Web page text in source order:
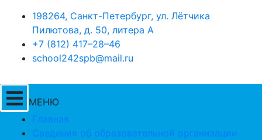
198264, Санкт-Петербург, ул. Лётчика
Пилютова, д. 50, литера А
+7 (812) 417–28–46
school242spb@mail.ru
МЕНЮ
Главная
Сведения об образовательной организации